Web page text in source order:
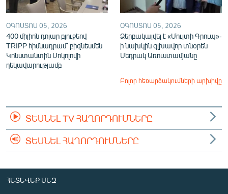
ՕԳՈՍՏՈՍ 05, 2026
400 միլիոն դոլար բյուջեով
TRIPP հիմնադրամ՝ բիզնեսմեն
Կոնստանտին Սոկոլովի
ղեկավարությամբ
ՕԳՈՍՏՈՍ 05, 2026
Ձերբակալվել է «Մուլտի Գրուպ»-
ի նախկին գլխավոր տնօրեն
Սեդրակ Առուստամյանը
Բոլոր հեռարձակումների արխիվը
ՏԵՍՆԵԼ TV ՀԱՂՈՐԴՈՒՄՆԵՐԸ
ՏԵՍՆԵԼ ՀԱՂՈՐԴՈՒՄՆԵՐԸ
ՀԵՏԵՎԵՔ ՄԵԶ